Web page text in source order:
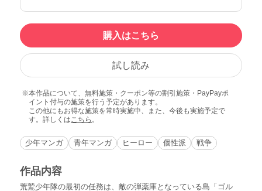
購入はこちら
試し読み
本作品について、無料施策・クーポン等の割引施策・PayPayポ
イント付与の施策を行う予定があります。
この他にもお得な施策を常時実施中、また、今後も実施予定で
す。詳しくは こちら 。
少年マンガ 青年マンガ ヒーロー 個性派 戦争
作品内容
荒鷲少年隊の最初の任務は、敵の弾薬庫となっている島「ゴル